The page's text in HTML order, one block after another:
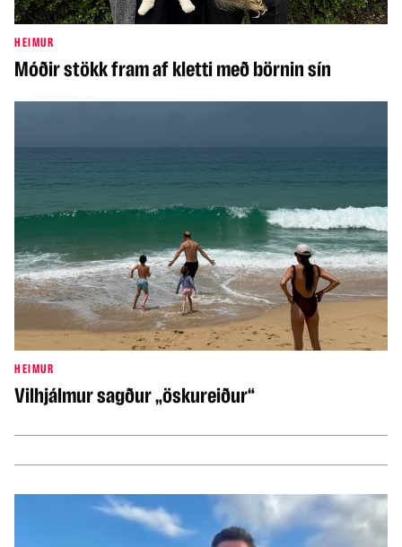
HEIMUR
Móðir stökk fram af kletti með börnin sín
HEIMUR
Vilhjálmur sagður „öskureiður“